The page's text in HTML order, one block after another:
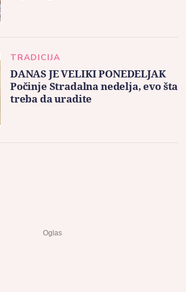
TRADICIJA
DANAS JE VELIKI PONEDELJAK
Počinje Stradalna nedelja, evo šta
treba da uradite